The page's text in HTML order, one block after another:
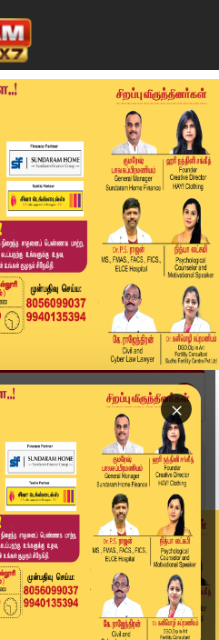
×
| சற்று நேரத்தில் அமைச...